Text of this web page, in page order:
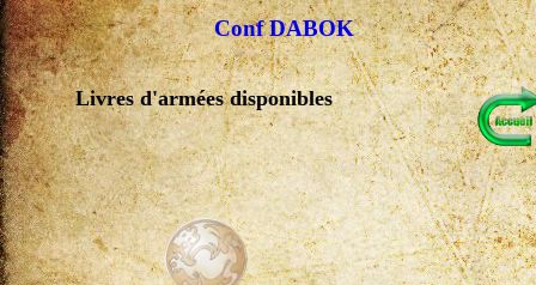
Conf DABOK
Livres d'armées disponibles